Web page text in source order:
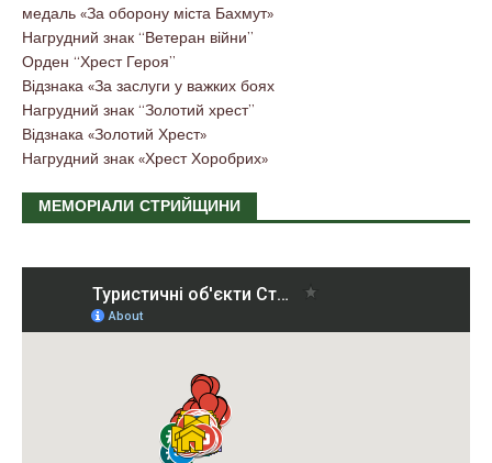
медаль «За оборону міста Бахмут»
Нагрудний знак “Ветеран війни”
Орден “Хрест Героя”
Відзнака «За заслуги у важких боях
Нагрудний знак “Золотий хрест”
Відзнака «Золотий Хрест»
Нагрудний знак «Хрест Хоробрих»
МЕМОРІАЛИ СТРИЙЩИНИ